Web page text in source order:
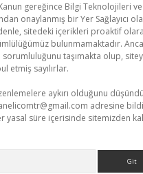
Kanun gereğince Bilgi Teknolojileri
onaylanmış bir Yer Sağlayıcı
sitedeki içerikleri proaktif
bulunmamaktadır.
sorumluluğunu taşımakta olup,
etmiş sayılırlar.
aykırı olduğunu
adresine
yasal süre içerisinde sitemizden